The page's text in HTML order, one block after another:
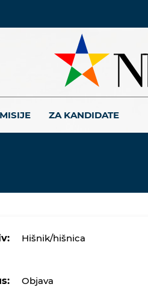
ZA KANDIDATE
Hišnik/hišnica
Objava